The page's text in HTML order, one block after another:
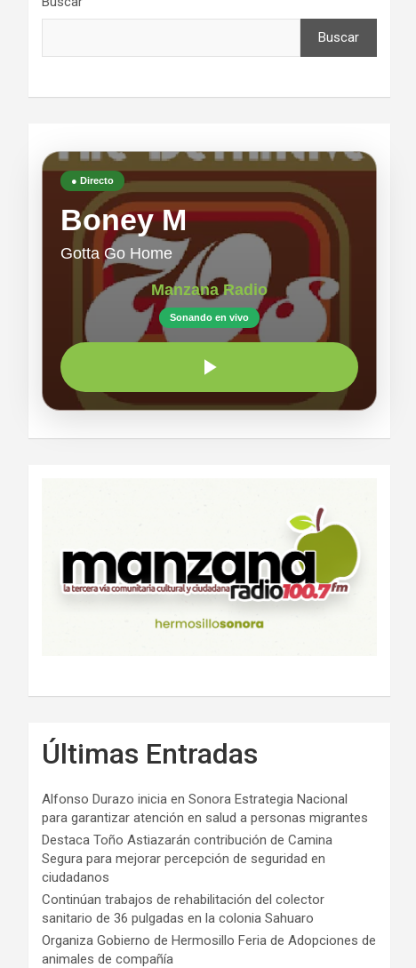
Buscar
● Directo
Boney M
Gotta Go Home
Manzana Radio
Sonando en vivo
Últimas Entradas
Alfonso Durazo inicia en Sonora Estrategia Nacional
para garantizar atención en salud a personas migrantes
Destaca Toño Astiazarán contribución de Camina
Segura para mejorar percepción de seguridad en
ciudadanos
Continúan trabajos de rehabilitación del colector
sanitario de 36 pulgadas en la colonia Sahuaro
Organiza Gobierno de Hermosillo Feria de Adopciones de
animales de compañía